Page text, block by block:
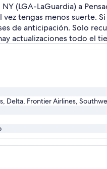
(LGA-LaGuardia) a
tengas menos suerte.
de anticipación. Solo
actualizaciones todo el
Delta, Frontier Airlines,